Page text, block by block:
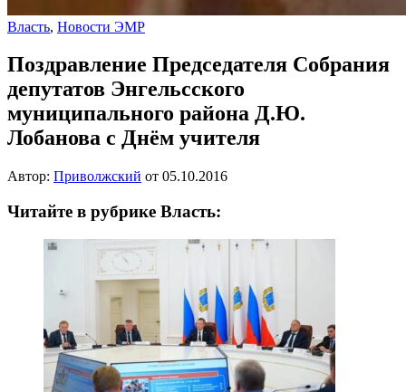
Власть, Новости ЭМР
Поздравление Председателя Собрания
депутатов Энгельсского
муниципального района Д.Ю.
Лобанова с Днём учителя
Автор: Приволжский от 05.10.2016
Читайте в рубрике Власть: